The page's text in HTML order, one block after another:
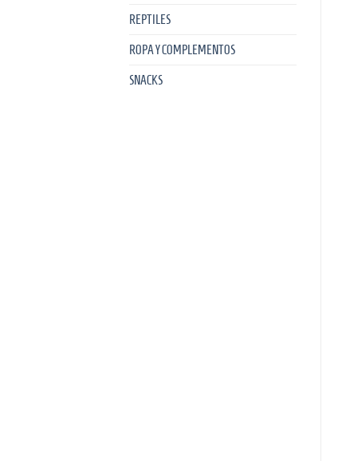
REPTILES
ROPA Y COMPLEMENTOS
SNACKS